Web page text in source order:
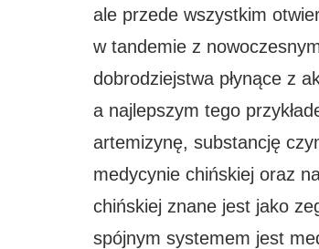
ale przede wszystkim
w tandemie z
dobrodziejstwa płynące z
a najlepszym tego
artemizynę, substancję
medycynie chińskiej oraz
chińskiej znane jest jako
spójnym systemem jest